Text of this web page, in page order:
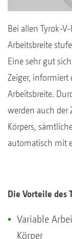
Bei allen Tyrok-
Arbeitsbreite
Eine sehr gut
Zeiger, informiert
Arbeitsbreite.
werden auch der
Körpers,
automatisch mit
Die Vorteile des
Variable
Körper